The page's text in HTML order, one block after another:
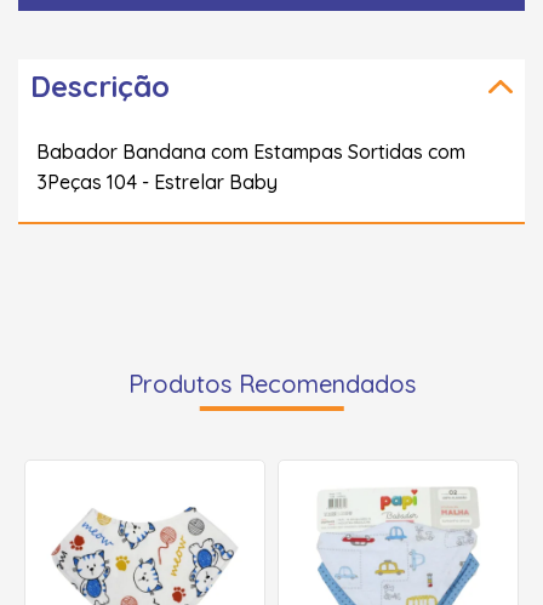
Descrição
Babador Bandana com Estampas Sortidas com
3Peças 104 - Estrelar Baby
Produtos Recomendados